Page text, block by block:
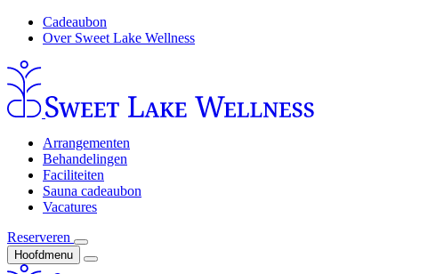
Cadeaubon
Over Sweet Lake Wellness
Arrangementen
Behandelingen
Faciliteiten
Sauna cadeaubon
Vacatures
Reserveren
Hoofdmenu